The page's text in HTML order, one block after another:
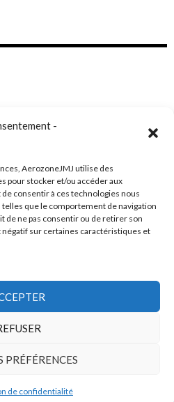
-
AerozoneJMJ utilise des
pour stocker et/ou accéder aux
consentir à ces technologies nous
que le comportement de navigation
de ne pas consentir ou de retirer son
sur certaines caractéristiques et
PRÉFÉRENCES
de confidentialité
2026
propulsé par WordPress